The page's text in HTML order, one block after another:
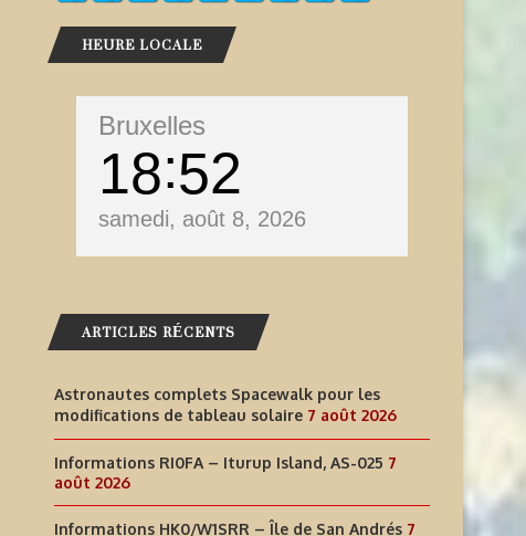
HEURE LOCALE
Bruxelles
18 52
samedi, août 8, 2026
ARTICLES RÉCENTS
Astronautes complets Spacewalk pour les
modifications de tableau solaire 7 août 2026
Informations RI0FA – Iturup Island, AS-025 7
août 2026
Informations HK0/W1SRR – Île de San Andrés 7